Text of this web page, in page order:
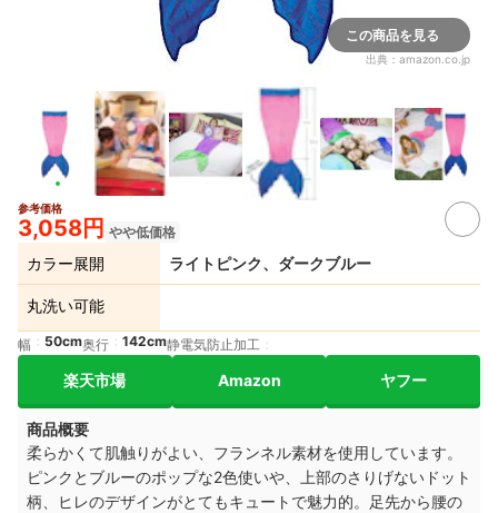
この商品を見る
出典： amazon.co.jp
参考価格
3,058円 やや低価格
カラー展開 ライトピンク、ダークブルー
丸洗い可能
幅 50cm奥行 142cm静電気防止加工
楽天市場 Amazon ヤフー
商品概要
柔らかくて肌触りがよい、フランネル素材を使用しています。
ピンクとブルーのポップな2色使いや、上部のさりげないドット
柄、ヒレのデザインがとてもキュートで魅力的。足先から腰の